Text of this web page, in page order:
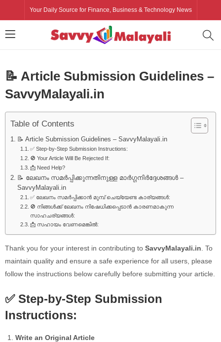
Your Daily Source for Finance, Business & Technology News
📝 Article Submission Guidelines –
SavvyMalayali.in
Table of Contents
📝 Article Submission Guidelines – SavvyMalayali.in
✅ Step-by-Step Submission Instructions:
🚫 Your Article Will Be Rejected If:
📩 Need Help?
📝 ലേഖനം സമർപ്പിക്കുന്നതിനുള്ള മാർഗ്ഗനിർദ്ദേശങ്ങൾ –
SavvyMalayali.in
✅ ലേഖനം സമർപ്പിക്കാൻ മുമ്പ് ചെയ്യേണ്ട കാര്യങ്ങൾ:
🚫 നിങ്ങൾക്ക് ലേഖനം നിഷേധിക്കപ്പെടാൻ കാരണമാകുന്ന
സാഹചര്യങ്ങൾ:
📩 സഹായം വേണമെങ്കിൽ:
Thank you for your interest in contributing to SavvyMalayali.in . To
maintain quality and ensure a safe experience for all users, please
follow the instructions below carefully before submitting your article.
✅ Step-by-Step Submission
Instructions:
Write an Original Article